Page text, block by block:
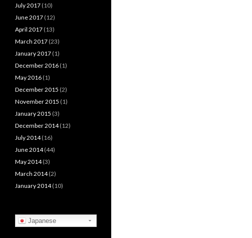
July 2017 (10)
June 2017 (12)
April 2017 (13)
March 2017 (23)
January 2017 (1)
December 2016 (1)
May 2016 (1)
December 2015 (2)
November 2015 (1)
January 2015 (3)
December 2014(12)
July 2014(16)
June 2014(44)
May 2014(3)
March 2014(2)
January 2014(10)
Japanese